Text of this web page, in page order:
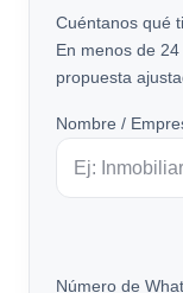
Cuéntanos qué
En menos de
propuesta
Nombre /
Número de